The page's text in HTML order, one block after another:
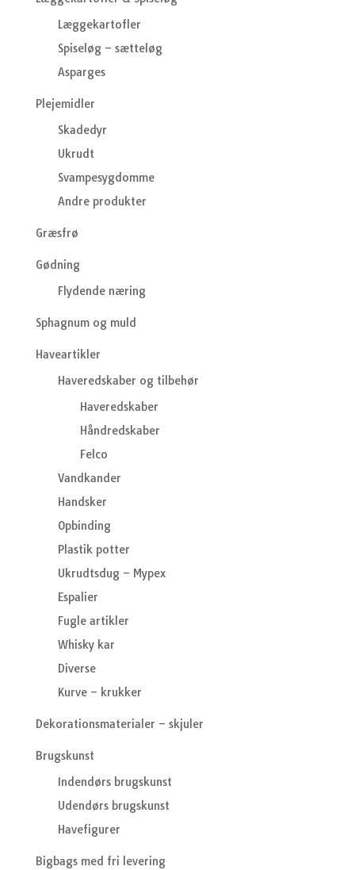
Læggekartofler
Spiseløg – sætteløg
Asparges
Plejemidler
Skadedyr
Ukrudt
Svampesygdomme
Andre produkter
Græsfrø
Gødning
Flydende næring
Sphagnum og muld
Haveartikler
Haveredskaber og tilbehør
Haveredskaber
Håndredskaber
Felco
Vandkander
Handsker
Opbinding
Plastik potter
Ukrudtsdug – Mypex
Espalier
Fugle artikler
Whisky kar
Diverse
Kurve – krukker
Dekorationsmaterialer – skjuler
Brugskunst
Indendørs brugskunst
Udendørs brugskunst
Havefigurer
Bigbags med fri levering